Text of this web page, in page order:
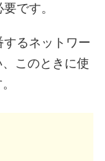
要です。
るネットワー
このときに使